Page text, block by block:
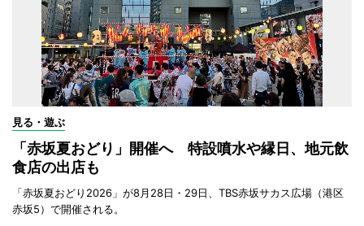
見る・遊ぶ
「赤坂夏おどり」開催へ 特設噴水や縁日、地元飲
食店の出店も
「赤坂夏おどり2026」が8月28日・29日、TBS赤坂サカス広場（港区
赤坂5）で開催される。